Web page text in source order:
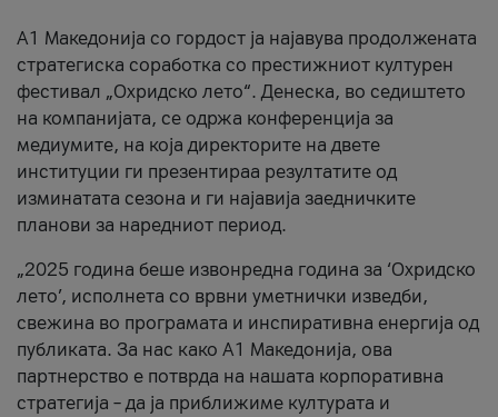
A1 Македонија со гордост ја најавува продолжената
стратегиска соработка со престижниот културен
фестивал „Охридско лето“. Денеска, во седиштето
на компанијата, се одржа конференција за
медиумите, на која директорите на двете
институции ги презентираа резултатите од
изминатата сезона и ги најавија заедничките
планови за наредниот период.
„2025 година беше извонредна година за ‘Охридско
лето’, исполнета со врвни уметнички изведби,
свежина во програмата и инспиративна енергија од
публиката. За нас како A1 Македонија, ова
партнерство е потврда на нашата корпоративна
стратегија – да ја приближиме културата и